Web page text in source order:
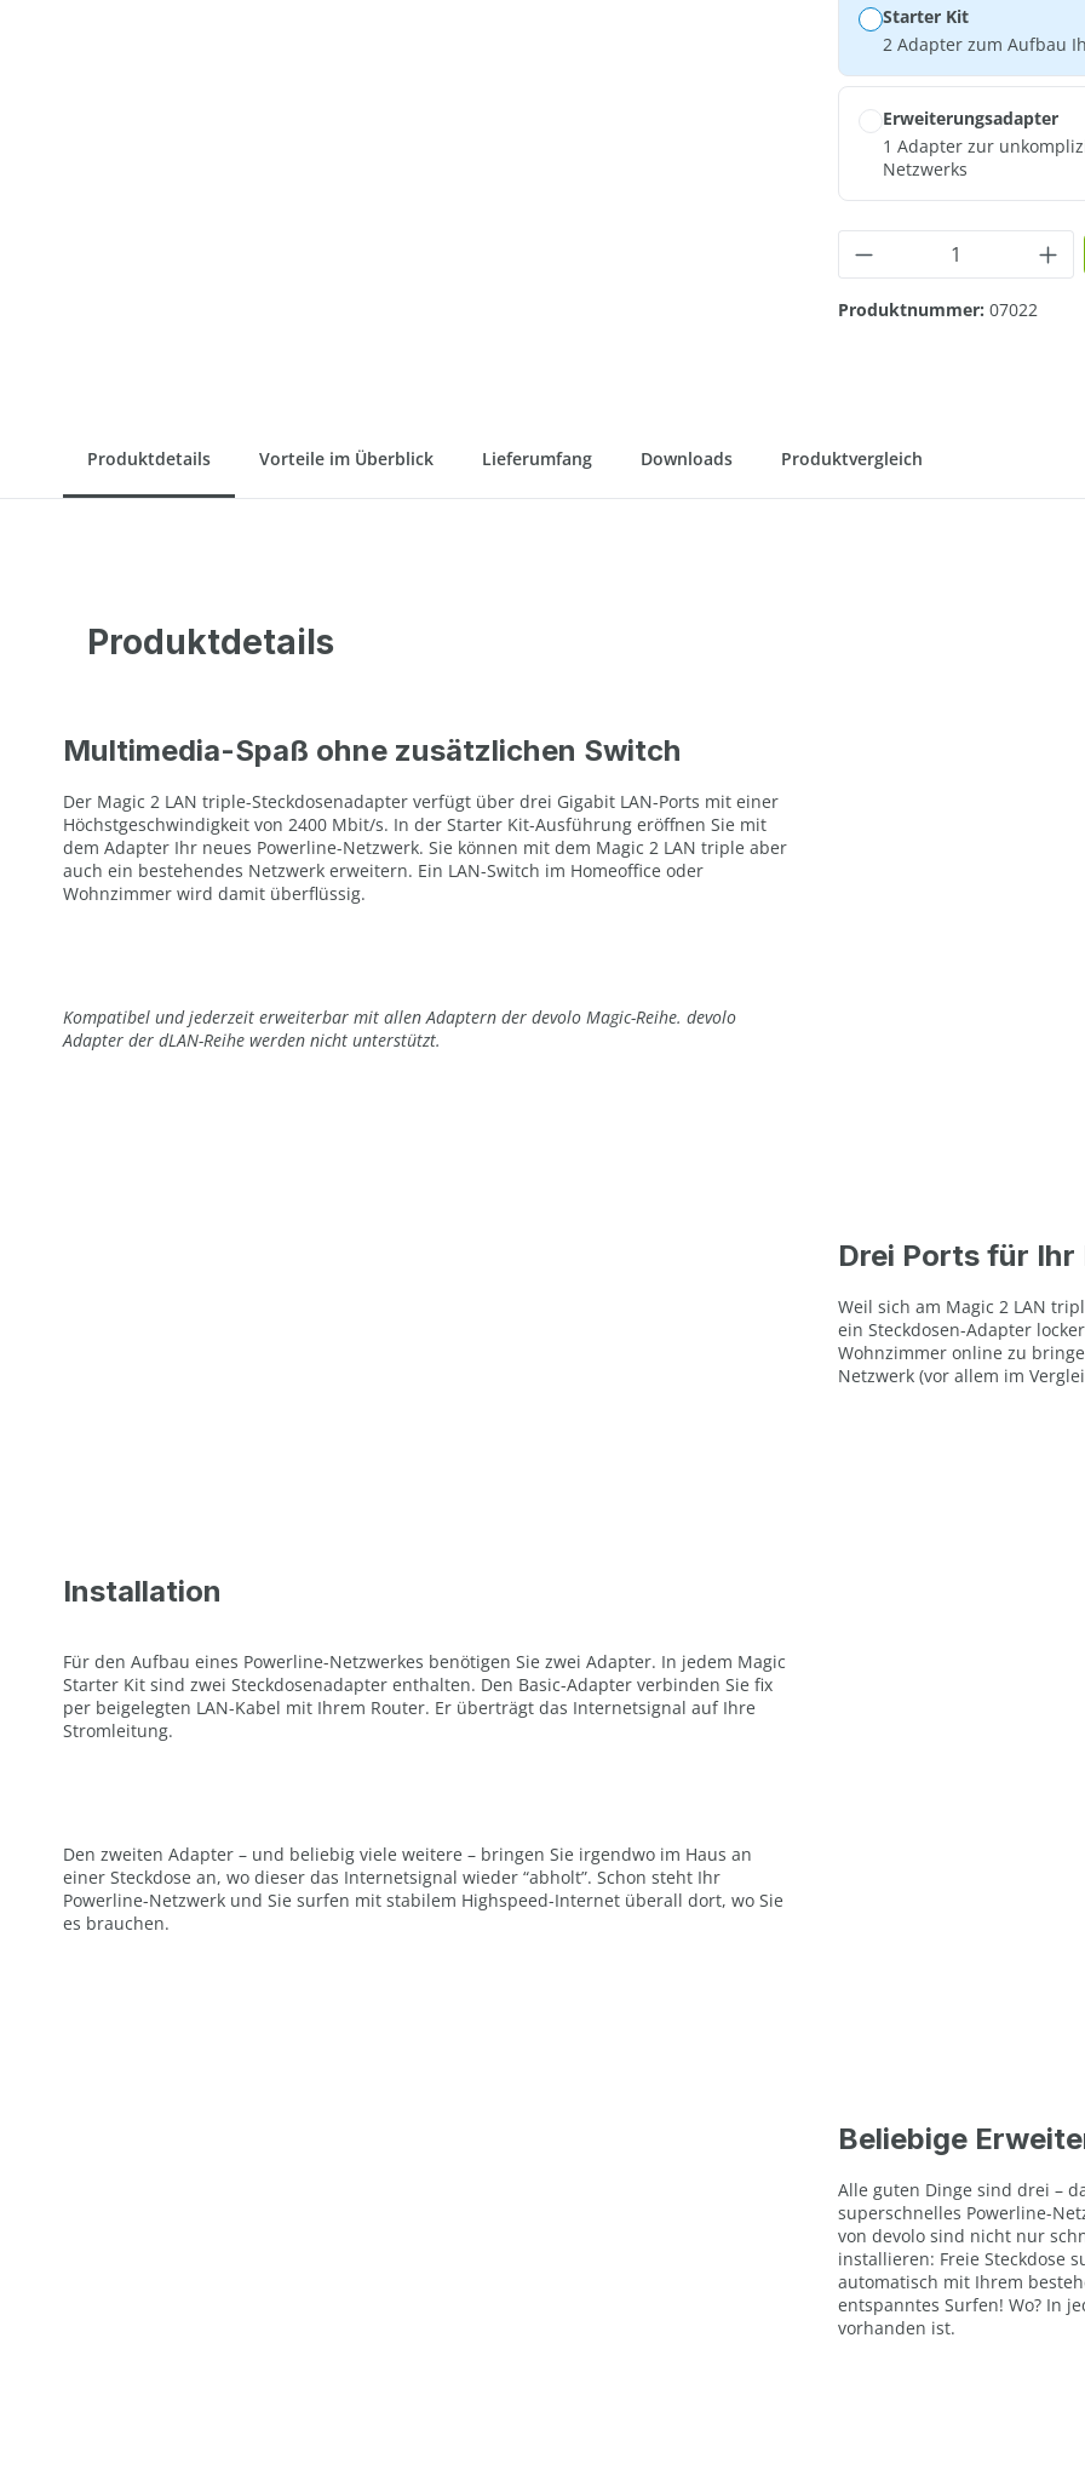
Starter Kit
2 Adapter zum Aufbau
Erweiterungsadapter
1 Adapter zur
Netzwerks
Produkt Anzahl:
Produktnummer: 07022
Produktdetails Vorteile im Überblick Lieferumfang Downloads Produktvergleich
Produktdetails
Multimedia-Spaß ohne zusätzlichen Switch
Der Magic 2 LAN triple-Steckdosenadapter verfügt über drei Gigabit LAN-Ports mit einer
Höchstgeschwindigkeit von 2400 Mbit/s. In der Starter Kit-Ausführung eröffnen Sie mit
dem Adapter Ihr neues Powerline-Netzwerk. Sie können mit dem Magic 2 LAN triple aber
auch ein bestehendes Netzwerk erweitern. Ein LAN-Switch im Homeoffice oder
Wohnzimmer wird damit überflüssig.
Kompatibel und jederzeit erweiterbar mit allen Adaptern der devolo Magic-Reihe. devolo
Adapter der dLAN-Reihe werden nicht unterstützt.
Drei Ports für
Weil sich am Magic 2 LAN
ein Steckdosen-Adapter
Wohnzimmer online zu
Netzwerk (vor allem im
Installation
Für den Aufbau eines Powerline-Netzwerkes benötigen Sie zwei Adapter. In jedem Magic
Starter Kit sind zwei Steckdosenadapter enthalten. Den Basic-Adapter verbinden Sie fix
per beigelegten LAN-Kabel mit Ihrem Router. Er überträgt das Internetsignal auf Ihre
Stromleitung.
Den zweiten Adapter – und beliebig viele weitere – bringen Sie irgendwo im Haus an
einer Steckdose an, wo dieser das Internetsignal wieder “abholt”. Schon steht Ihr
Powerline-Netzwerk und Sie surfen mit stabilem Highspeed-Internet überall dort, wo Sie
es brauchen.
Beliebige
Alle guten Dinge sind drei –
superschnelles Powerline-
von devolo sind nicht nur
installieren: Freie Steckdose
automatisch mit Ihrem
entspanntes Surfen! Wo? In
vorhanden ist.